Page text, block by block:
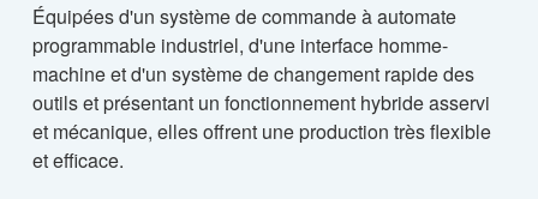
Équipées d'un système de commande à automate
programmable industriel, d'une interface homme-
machine et d'un système de changement rapide des
outils et présentant un fonctionnement hybride asservi
et mécanique, elles offrent une production très flexible
et efficace.